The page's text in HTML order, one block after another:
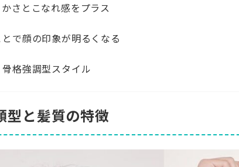
さとこなれ感をプラス
で顔の印象が明るくなる
格強調型スタイル
型と髪質の特徴